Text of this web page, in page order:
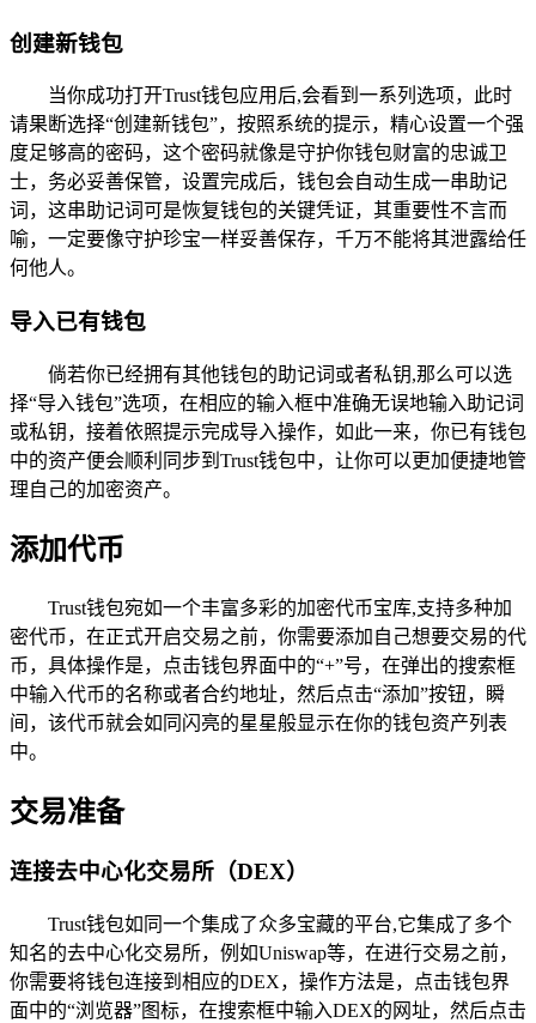
创建新钱包
当你成功打开Trust钱包应用后,会看到一系列选项，此时
请果断选择“创建新钱包”，按照系统的提示，精心设置一个强
度足够高的密码，这个密码就像是守护你钱包财富的忠诚卫
士，务必妥善保管，设置完成后，钱包会自动生成一串助记
词，这串助记词可是恢复钱包的关键凭证，其重要性不言而
喻，一定要像守护珍宝一样妥善保存，千万不能将其泄露给任
何他人。
导入已有钱包
倘若你已经拥有其他钱包的助记词或者私钥,那么可以选
择“导入钱包”选项，在相应的输入框中准确无误地输入助记词
或私钥，接着依照提示完成导入操作，如此一来，你已有钱包
中的资产便会顺利同步到Trust钱包中，让你可以更加便捷地管
理自己的加密资产。
添加代币
Trust钱包宛如一个丰富多彩的加密代币宝库,支持多种加
密代币，在正式开启交易之前，你需要添加自己想要交易的代
币，具体操作是，点击钱包界面中的“+”号，在弹出的搜索框
中输入代币的名称或者合约地址，然后点击“添加”按钮，瞬
间，该代币就会如同闪亮的星星般显示在你的钱包资产列表
中。
交易准备
连接去中心化交易所（DEX）
Trust钱包如同一个集成了众多宝藏的平台,它集成了多个
知名的去中心化交易所，例如Uniswap等，在进行交易之前，
你需要将钱包连接到相应的DEX，操作方法是，点击钱包界
面中的“浏览器”图标，在搜索框中输入DEX的网址，然后点击